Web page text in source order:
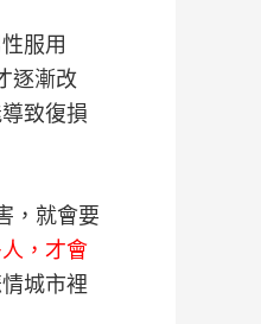
服用
逐漸改
致復損
，就會要
，才會
城市裡